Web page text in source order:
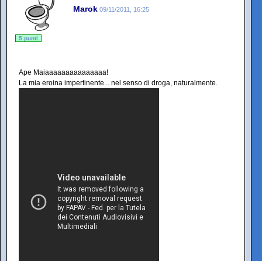
Marok 09/11/2011, 16:25
5 punti
Ape Maiaaaaaaaaaaaaaaa!
La mia eroina impertinente... nel senso di droga, naturalmente.